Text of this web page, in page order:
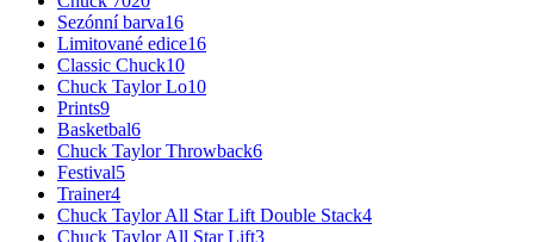
Sezónní barva16
Limitované edice16
Classic Chuck10
Chuck Taylor Lo10
Prints9
Basketbal6
Chuck Taylor Throwback6
Festival5
Trainer4
Chuck Taylor All Star Lift Double Stack4
Chuck Taylor All Star Lift3